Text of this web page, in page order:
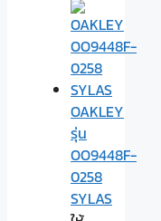
OAKLEY
รุ่น
OO9448F-
0258
SYLAS